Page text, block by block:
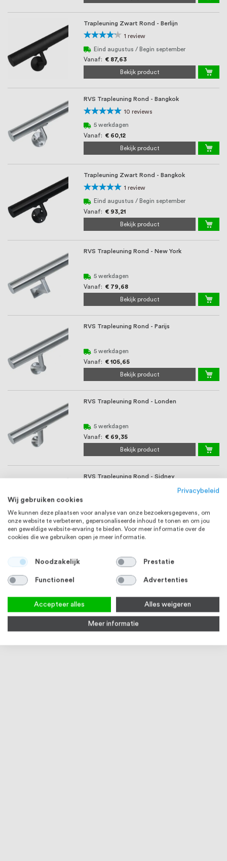
Trapleuning Zwart Rond - Berlijn
Waardering:
80%
1 review
Eind augustus / Begin september
Vanaf
€ 87,63
Bekijk product
RVS Trapleuning Rond - Bangkok
Waardering:
100%
10 reviews
5 werkdagen
Vanaf
€ 60,12
Bekijk product
Trapleuning Zwart Rond - Bangkok
Waardering:
100%
1 review
Eind augustus / Begin september
Vanaf
€ 93,21
Bekijk product
RVS Trapleuning Rond - New York
5 werkdagen
Vanaf
€ 79,68
Bekijk product
RVS Trapleuning Rond - Parijs
5 werkdagen
Vanaf
€ 105,65
Bekijk product
RVS Trapleuning Rond - Londen
5 werkdagen
Vanaf
€ 69,35
Bekijk product
RVS Trapleuning Rond - Sidney
100%
Vanaf
€ 88,81
Bekijk product
Privacybeleid
Wij gebruiken cookies
We kunnen deze plaatsen voor analyse van onze bezoekersgegevens, om
onze website te verbeteren, gepersonaliseerde inhoud te tonen en om jou
een geweldige website-ervaring te bieden. Voor meer informatie over de
cookies die we gebruiken open je meer informatie.
Noodzakelijk Prestatie
Functioneel Advertenties
Accepteer alles Alles weigeren
Meer informatie